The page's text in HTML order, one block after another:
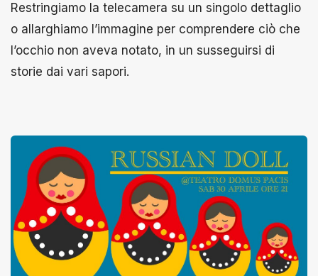
Restringiamo la telecamera su un singolo dettaglio
o allarghiamo l’immagine per comprendere ciò che
l’occhio non aveva notato, in un susseguirsi di
storie dai vari sapori.